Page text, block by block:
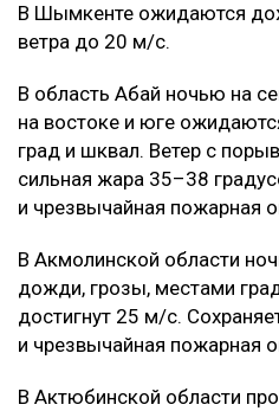
В Шымкенте ожидаются
ветра до 20 м/с.
В область Абай ночью на
на востоке и юге
град и шквал. Ветер с
сильная жара 35–38
и чрезвычайная пожарная
В Акмолинской области
дожди, грозы, местами
достигнут 25 м/с.
и чрезвычайная пожарная
В Актюбинской области